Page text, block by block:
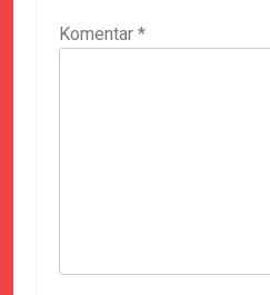
Komentar *